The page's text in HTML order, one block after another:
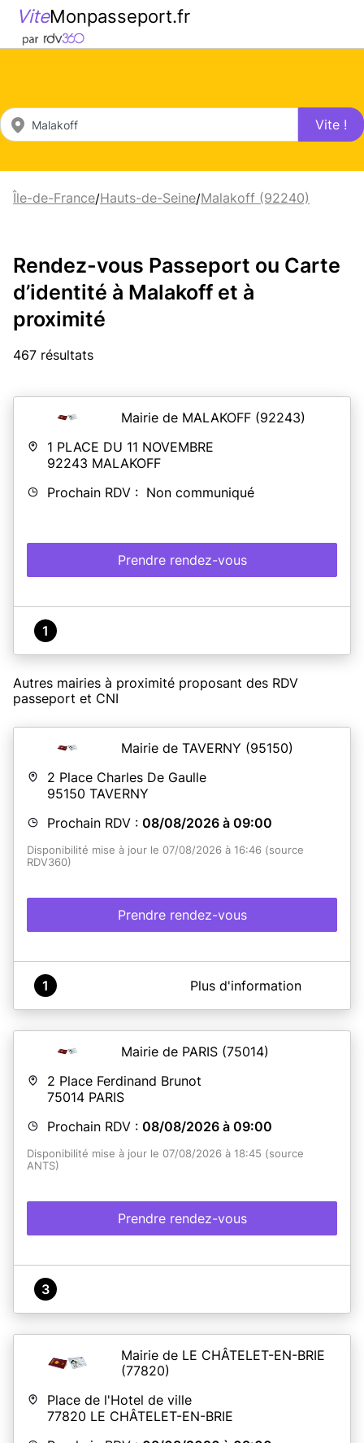
ViteMonpasseport.fr
Vite !
Île-de-France/Hauts-de-Seine/Malakoff (92240)
Rendez-vous Passeport ou Carte
d’identité à Malakoff et à
proximité
467 résultats
Mairie de MALAKOFF (92243)
1 PLACE DU 11 NOVEMBRE
92243 MALAKOFF
Prochain RDV : Non communiqué
Prendre rendez-vous
1
Autres mairies à proximité proposant des RDV
passeport et CNI
Mairie de TAVERNY (95150)
2 Place Charles De Gaulle
95150 TAVERNY
Prochain RDV : 08/08/2026 à 09:00
Disponibilité mise à jour le 07/08/2026 à 16:46 (source
RDV360)
Prendre rendez-vous
A propos de Mairie de Taverny
1 Plus d'information
Mairie de PARIS (75014)
2 Place Ferdinand Brunot
75014 PARIS
Prochain RDV : 08/08/2026 à 09:00
Disponibilité mise à jour le 07/08/2026 à 18:45 (source
ANTS)
Prendre rendez-vous
3
Mairie de LE CHÂTELET-EN-BRIE
(77820)
Place de l'Hotel de ville
77820 LE CHÂTELET-EN-BRIE